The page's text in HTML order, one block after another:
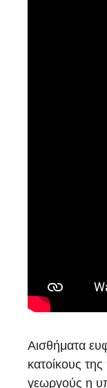
Αισθήματα
κατοίκους
γεωργούς η